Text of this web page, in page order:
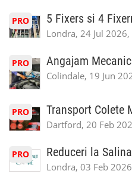
PRO 5 Fixers si 4
Londra, 24 Jul 2026,
PRO Angajam
Colindale, 19 Jun
PRO Transport Colete
Dartford, 20 Feb
PRO Reduceri la
Londra, 03 Feb